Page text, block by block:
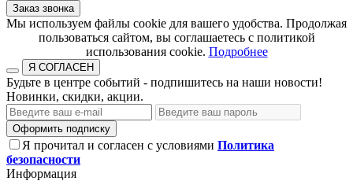
Заказ звонка
​​​​​​​Мы используем файлы cookie для вашего удобства. Продолжая
пользоваться сайтом, вы соглашаетесь с политикой
использования cookie.​​​​​​​ Подробнее
Я СОГЛАСЕН
Будьте в центре событий - подпишитесь на наши новости!
Новинки, скидки, акции.
Оформить подписку
Я прочитал и согласен с условиями Политика
безопасности
Информация